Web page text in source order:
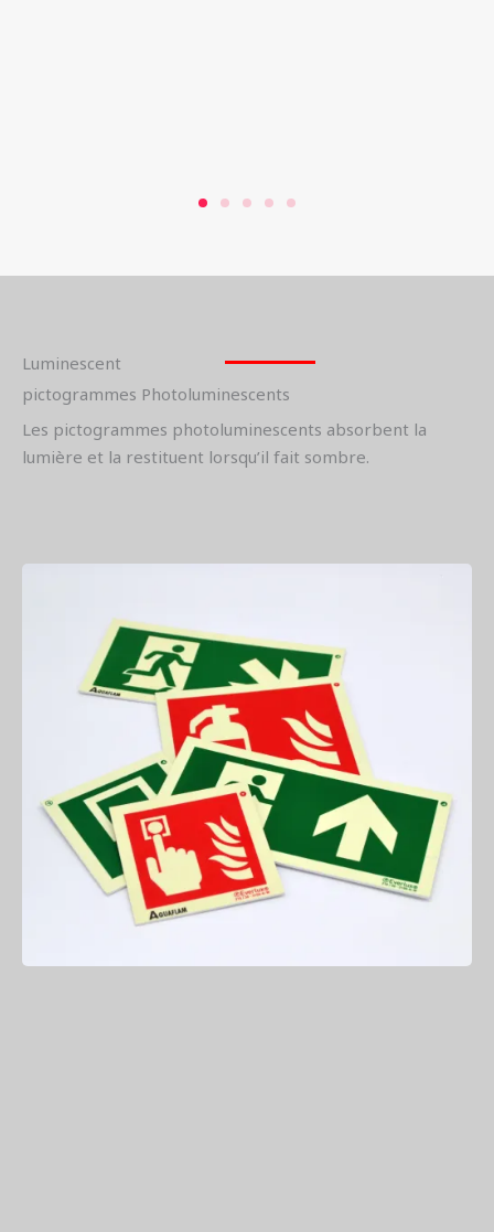
Luminescent
pictogrammes Photoluminescents
Les pictogrammes photoluminescents absorbent la
lumière et la restituent lorsqu’il fait sombre.